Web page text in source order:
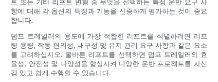
트 또는 기타 리프트 변형 중 무엇을 선택하든 특정 운반 요구 사
항에 대해 각 옵션의 특징과 기능을 신중하게 평가하는 것이 중요
합니다.
덤프 트레일러의 용도에 가장 적합한 리프트를 식별하려면 리프
팅 용량, 작동 편의성, 내구성 및 유지 관리 요구 사항과 같은 요소
를 고려하십시오. 올바른 리프트를 선택하면 덤프 트레일러의 효
율성, 안전성 및 다양성을 향상시켜 다양한 운반 프로젝트를 자신
감 있고 쉽게 수행할 수 있습니다.